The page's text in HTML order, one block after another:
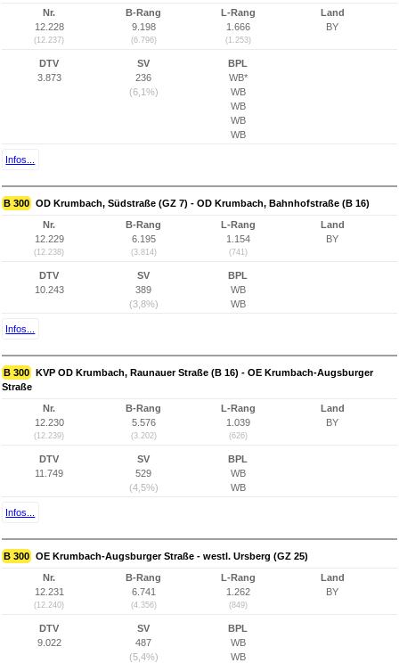
Nr.
12.228
(12.237)
B-Rang
9.198
(6.796)
L-Rang
1.666
(1.253)
Land
BY
DTV
3.873
SV
236
(6,1%)
BPL
WB*
WB
WB
WB
WB
Infos...
B 300 OD Krumbach, Südstraße (GZ 7) - OD Krumbach, Bahnhofstraße (B 16)
Nr.
12.229
(12.238)
B-Rang
6.195
(3.814)
L-Rang
1.154
(741)
Land
BY
DTV
10.243
SV
389
(3,8%)
BPL
WB
WB
Infos...
B 300 KVP OD Krumbach, Raunauer Straße (B 16) - OE Krumbach-Augsburger
Straße
Nr.
12.230
(12.239)
B-Rang
5.576
(3.202)
L-Rang
1.039
(626)
Land
BY
DTV
11.749
SV
529
(4,5%)
BPL
WB
WB
Infos...
B 300 OE Krumbach-Augsburger Straße - westl. Ursberg (GZ 25)
Nr.
12.231
(12.240)
B-Rang
6.741
(4.356)
L-Rang
1.262
(849)
Land
BY
DTV
9.022
SV
487
(5,4%)
BPL
WB
WB